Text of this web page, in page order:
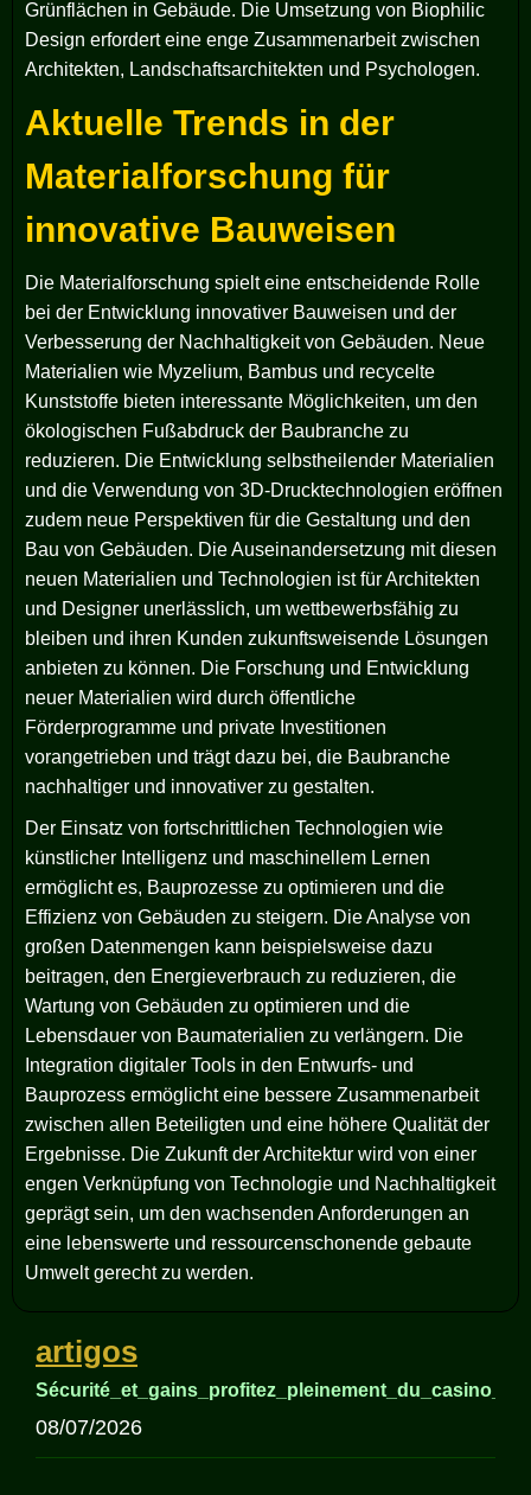
Grünflächen in Gebäude. Die Umsetzung von Biophilic
Design erfordert eine enge Zusammenarbeit zwischen
Architekten, Landschaftsarchitekten und Psychologen.
Aktuelle Trends in der
Materialforschung für
innovative Bauweisen
Die Materialforschung spielt eine entscheidende Rolle
bei der Entwicklung innovativer Bauweisen und der
Verbesserung der Nachhaltigkeit von Gebäuden. Neue
Materialien wie Myzelium, Bambus und recycelte
Kunststoffe bieten interessante Möglichkeiten, um den
ökologischen Fußabdruck der Baubranche zu
reduzieren. Die Entwicklung selbstheilender Materialien
und die Verwendung von 3D-Drucktechnologien eröffnen
zudem neue Perspektiven für die Gestaltung und den
Bau von Gebäuden. Die Auseinandersetzung mit diesen
neuen Materialien und Technologien ist für Architekten
und Designer unerlässlich, um wettbewerbsfähig zu
bleiben und ihren Kunden zukunftsweisende Lösungen
anbieten zu können. Die Forschung und Entwicklung
neuer Materialien wird durch öffentliche
Förderprogramme und private Investitionen
vorangetrieben und trägt dazu bei, die Baubranche
nachhaltiger und innovativer zu gestalten.
Der Einsatz von fortschrittlichen Technologien wie
künstlicher Intelligenz und maschinellem Lernen
ermöglicht es, Bauprozesse zu optimieren und die
Effizienz von Gebäuden zu steigern. Die Analyse von
großen Datenmengen kann beispielsweise dazu
beitragen, den Energieverbrauch zu reduzieren, die
Wartung von Gebäuden zu optimieren und die
Lebensdauer von Baumaterialien zu verlängern. Die
Integration digitaler Tools in den Entwurfs- und
Bauprozess ermöglicht eine bessere Zusammenarbeit
zwischen allen Beteiligten und eine höhere Qualität der
Ergebnisse. Die Zukunft der Architektur wird von einer
engen Verknüpfung von Technologie und Nachhaltigkeit
geprägt sein, um den wachsenden Anforderungen an
eine lebenswerte und ressourcenschonende gebaute
Umwelt gerecht zu werden.
artigos
08/07/2026